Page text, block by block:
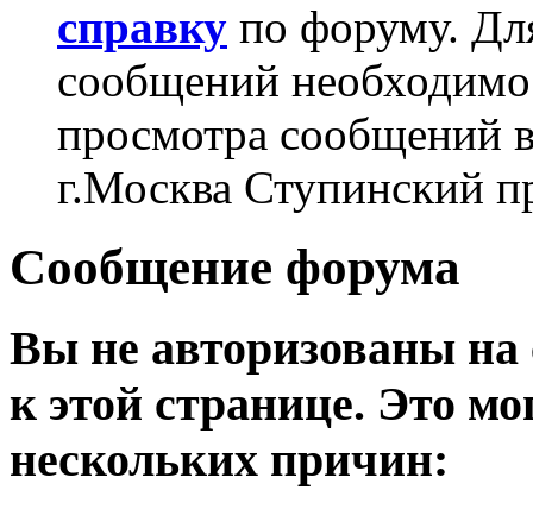
справку по форуму.
сообщений
просмотра сообщений
г.Москва Ступинский
Сообщение форума
Вы не авторизованы на
к этой странице. Это
нескольких причин: